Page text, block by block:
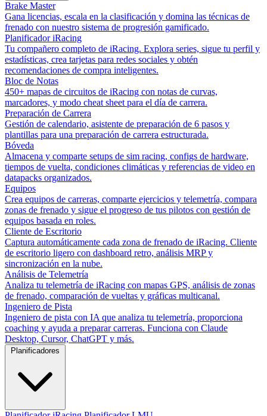
Brake Master
Gana licencias, escala en la clasificación y domina las técnicas de
frenado con nuestro sistema de progresión gamificado.
Planificador iRacing
Tu compañero completo de iRacing. Explora series, sigue tu perfil y
estadísticas, crea tarjetas para redes sociales y obtén
recomendaciones de compra inteligentes.
Bloc de Notas
450+ mapas de circuitos de iRacing con notas de curvas,
marcadores, y modo cheat sheet para el día de carrera.
Preparación de Carrera
Gestión de calendario, asistente de preparación de 6 pasos y
plantillas para una preparación de carrera estructurada.
Bóveda
Almacena y comparte setups de sim racing, configs de hardware,
tiempos de vuelta, condiciones climáticas y referencias de video en
datapacks organizados.
Equipos
Crea equipos de carreras, comparte ejercicios y telemetría, compara
zonas de frenado y sigue el progreso de tus pilotos con gestión de
equipos basada en roles.
Cliente de Escritorio
Captura automáticamente cada zona de frenado de iRacing. Cliente
de escritorio ligero con dashboard retro, análisis MRP y
sincronización en la nube.
Análisis de Telemetría
Analiza tu telemetría de iRacing con mapas GPS, análisis de zonas
de frenado, comparación de vueltas y gráficas multicanal.
Ingeniero de Pista
Ingeniero de pista con IA que analiza tu telemetría, proporciona
coaching y ayuda a preparar carreras. Funciona con Claude
Desktop, Cursor, ChatGPT y más.